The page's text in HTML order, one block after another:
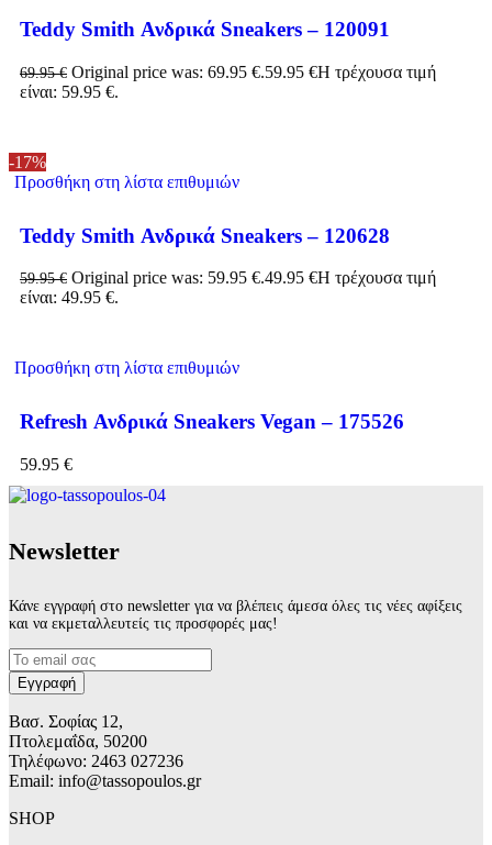
Teddy Smith Ανδρικά Sneakers – 120091
69.95€ Original price was: 69.95 €.59.95 €Η τρέχουσα τιμή
είναι: 59.95 €.
-17%
Προσθήκη στη λίστα επιθυμιών
Teddy Smith Ανδρικά Sneakers – 120628
59.95€ Original price was: 59.95 €.49.95 €Η τρέχουσα τιμή
είναι: 49.95 €.
Προσθήκη στη λίστα επιθυμιών
Refresh Ανδρικά Sneakers Vegan – 175526
59.95 €
Νewsletter
Κάνε εγγραφή στο newsletter για να βλέπεις άμεσα όλες τις νέες αφίξεις
και να εκμεταλλευτείς τις προσφορές μας!
Βασ. Σοφίας 12,
Πτολεμαΐδα, 50200
Τηλέφωνο: 2463 027236
Email: info@tassopoulos.gr
SHOP